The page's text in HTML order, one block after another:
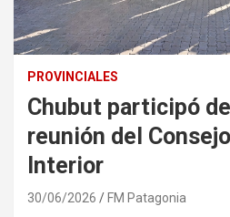
PROVINCIALES
Chubut participó
reunión del
Interior
30/06/2026 FM Patagonia